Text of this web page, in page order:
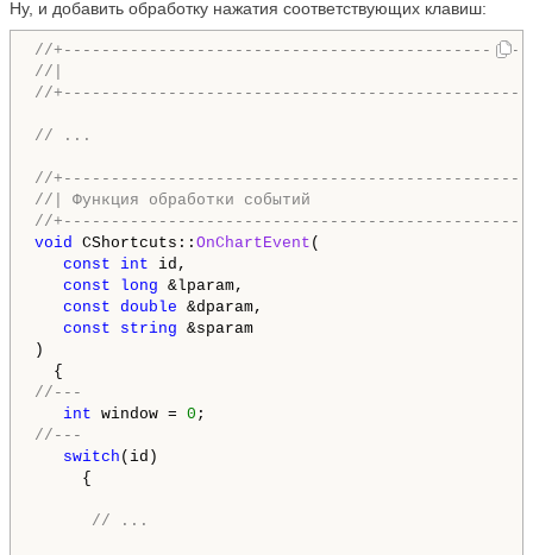
Ну, и добавить обработку нажатия соответствующих клавиш:
//
//
//
// ...
//
//| Функция обработки событий
//
void CShortcuts:: OnChartEvent (
const
int id,
const
long &lparam,
const double &dparam,
const
string &sparam
)
//---
int window = 0
//---
switch (id)
{
// ...